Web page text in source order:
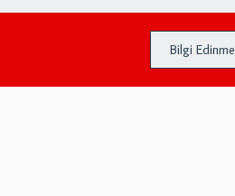
Bilgi Edinme